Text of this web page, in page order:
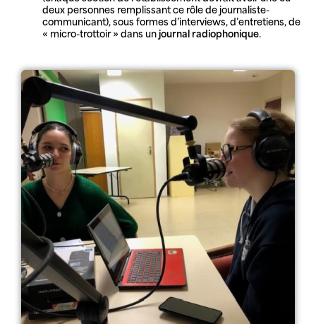
deux personnes remplissant ce rôle de journaliste-
communicant), sous formes d’interviews, d’entretiens, de
« micro-trottoir » dans un journal radiophonique.